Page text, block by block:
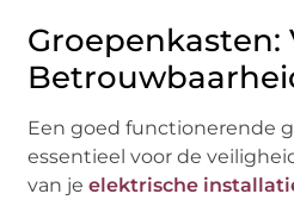
Groepenkasten:
Een goed functionerende
essentieel voor de
van je elektrische